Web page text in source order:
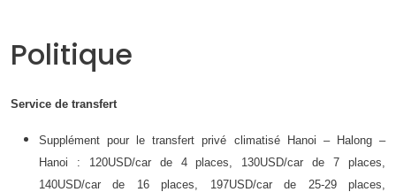
Politique
Service de transfert
Supplément pour le transfert privé climatisé Hanoi – Halong –
Hanoi : 120USD/car de 4 places, 130USD/car de 7 places,
140USD/car de 16 places, 197USD/car de 25-29 places,